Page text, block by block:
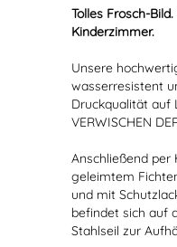
Tolles Frosch-Bild.
Kinderzimmer.
Unsere
wasserresistent
Druckqualität auf
VERWISCHEN
Anschließend per
geleimtem
und mit
befindet sich auf
Stahlseil zur